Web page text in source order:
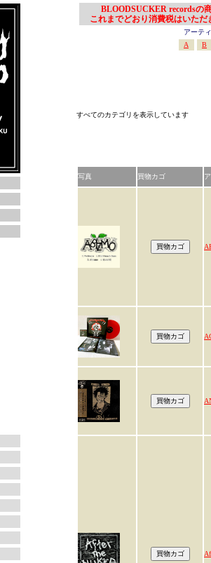
BLOODSUCKER recordsの
これまでどおり消費税はいただ
アーテ
A
B
すべてのカテゴリを表示しています
写真 買物カゴ